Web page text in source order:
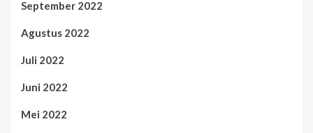
September 2022
Agustus 2022
Juli 2022
Juni 2022
Mei 2022